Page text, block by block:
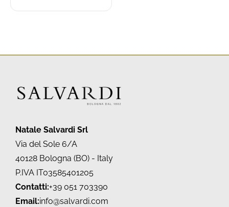
Natale Salvardi Srl
Via del Sole 6/A
40128 Bologna (BO) - Italy
P.IVA IT03585401205
Contatti:+39 051 703390
Email:info@salvardi.com